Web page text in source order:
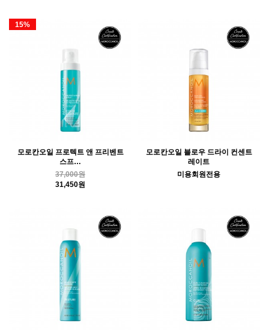
모로칸오일 프로텍트 앤 프리벤트
스프…
15%
37,000원
31,450원
모로칸오일 블로우 드라이 컨센트
레이트
미용회원전용